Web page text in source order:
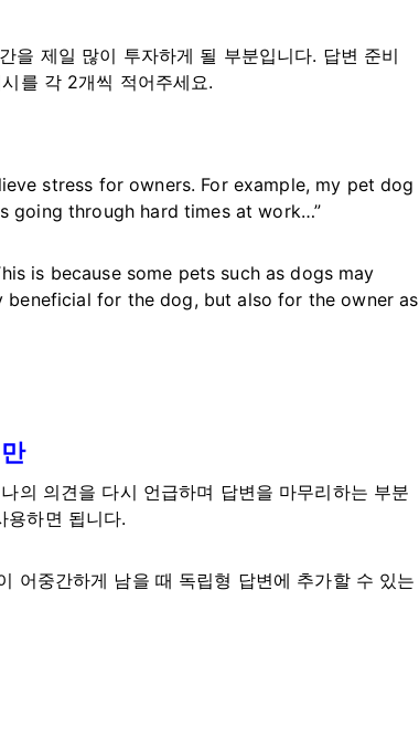
을 제일 많이 투자하게 될 부분입니다. 답변 준비
를 각 2개씩 적어주세요.
stress for owners. For example, my pet dog
going through hard times at work…”
is because some pets such as dogs may
for the dog, but also for the owner as
의 의견을 다시 언급하며 답변을 마무리하는 부분
용하면 됩니다.
어중간하게 남을 때 독립형 답변에 추가할 수 있는